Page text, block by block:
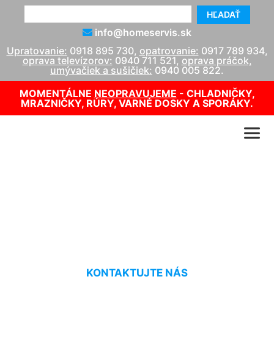
HĽADAŤ
info@homeservis.sk
Upratovanie: 0918 895 730, opatrovanie: 0917 789 934,
oprava televízorov: 0940 711 521, oprava práčok,
umývačiek a sušičiek: 0940 005 822.
MOMENTÁLNE NEOPRAVUJEME - CHLADNIČKY,
MRAZNIČKY, RÚRY, VARNÉ DOSKY A SPORÁKY.
KONTAKTUJTE NÁS